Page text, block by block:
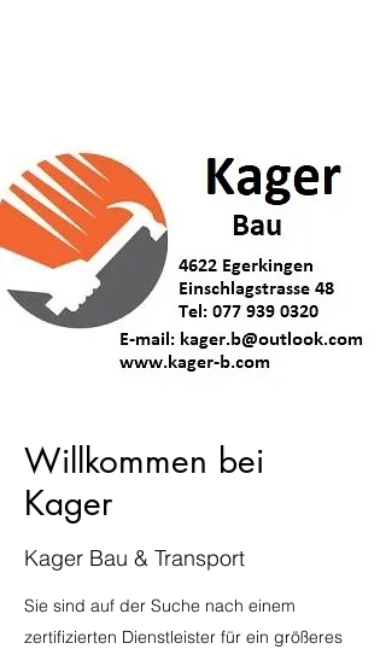
Willkommen bei
Kager
Kager Bau & Transport
Sie sind auf der Suche nach einem
zertifizierten Dienstleister für ein größeres